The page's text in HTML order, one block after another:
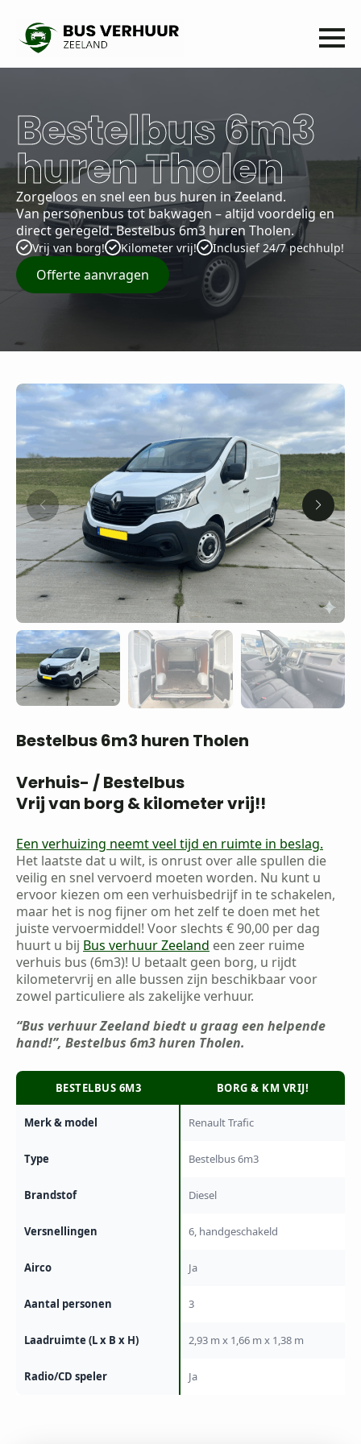
Bestelbus 6m3
huren Tholen
Zorgeloos en snel een bus huren in Zeeland.
Van personenbus tot bakwagen – altijd voordelig en
direct geregeld. Bestelbus 6m3 huren Tholen.
Vrij van borg! Kilometer vrij! Inclusief 24/7 pechhulp!
Offerte aanvragen
Bestelbus 6m3 huren Tholen
Verhuis- / Bestelbus
Vrij van borg & kilometer vrij!!
Een verhuizing neemt veel tijd en ruimte in beslag.
Het laatste dat u wilt, is onrust over alle spullen die
veilig en snel vervoerd moeten worden. Nu kunt u
ervoor kiezen om een verhuisbedrijf in te schakelen,
maar het is nog fijner om het zelf te doen met het
juiste vervoermiddel! Voor slechts € 90,00 per dag
huurt u bij Bus verhuur Zeeland een zeer ruime
verhuis bus (6m3)! U betaalt geen borg, u rijdt
kilometervrij en alle bussen zijn beschikbaar voor
zowel particuliere als zakelijke verhuur.
“Bus verhuur Zeeland biedt u graag een helpende
hand!”, Bestelbus 6m3 huren Tholen.
BESTELBUS 6M3 BORG & KM VRIJ!
Merk & model Renault Trafic
Type Bestelbus 6m3
Brandstof Diesel
Versnellingen 6, handgeschakeld
Airco Ja
Aantal personen 3
Laadruimte (L x B x H) 2,93 m x 1,66 m x 1,38 m
Radio/CD speler Ja